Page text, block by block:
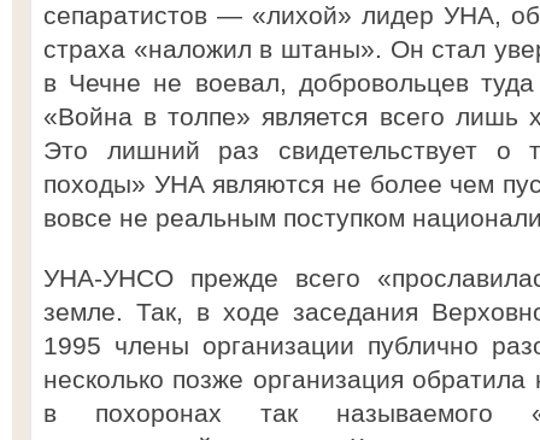
сепаратистов — «лихой» лидер УНА,
страха «наложил в штаны». Он стал
в Чечне не воевал, добровольцев
«Война в толпе» является всего лишь
Это лишний раз свидетельствует о
походы» УНА являются не более чем
вовсе не реальным поступком
УНА-УНСО прежде всего
земле. Так, в ходе заседания
1995 члены организации публично
несколько позже организация
в похоронах так называемого